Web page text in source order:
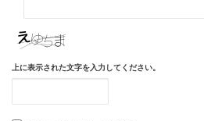
上に表示された文字を入力してください。